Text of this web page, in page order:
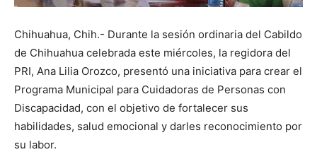
Chihuahua, Chih.- Durante la sesión ordinaria del Cabildo
de Chihuahua celebrada este miércoles, la regidora del
PRI, Ana Lilia Orozco, presentó una iniciativa para crear el
Programa Municipal para Cuidadoras de Personas con
Discapacidad, con el objetivo de fortalecer sus
habilidades, salud emocional y darles reconocimiento por
su labor.